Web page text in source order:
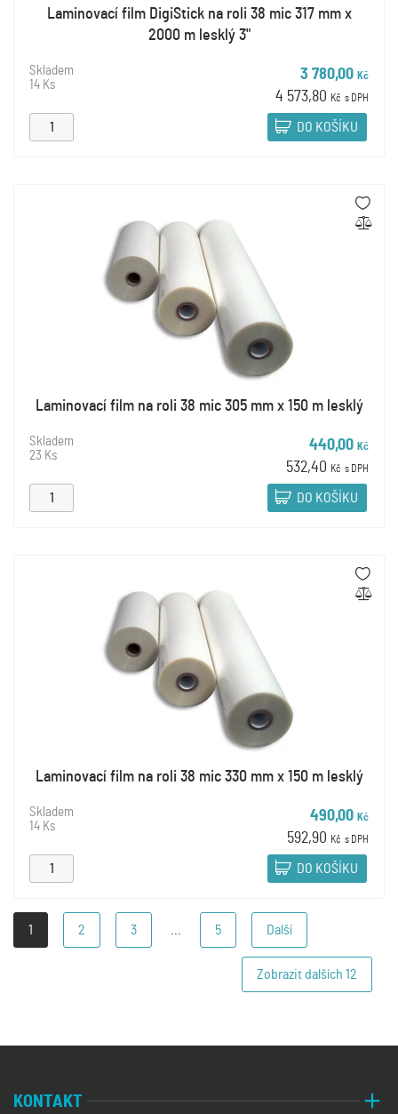
Laminovací film DigiStick na roli 38 mic 317 mm x
2000 m lesklý 3"
Skladem
14 Ks
3 780,00 Kč
4 573,80 Kč s DPH
DO KOŠÍKU
Laminovací film na roli 38 mic 305 mm x 150 m lesklý
Skladem
23 Ks
440,00 Kč
532,40 Kč s DPH
DO KOŠÍKU
Laminovací film na roli 38 mic 330 mm x 150 m lesklý
Skladem
14 Ks
490,00 Kč
592,90 Kč s DPH
DO KOŠÍKU
1 2 3 5 Další
Zobrazit dalších 12
KONTAKT